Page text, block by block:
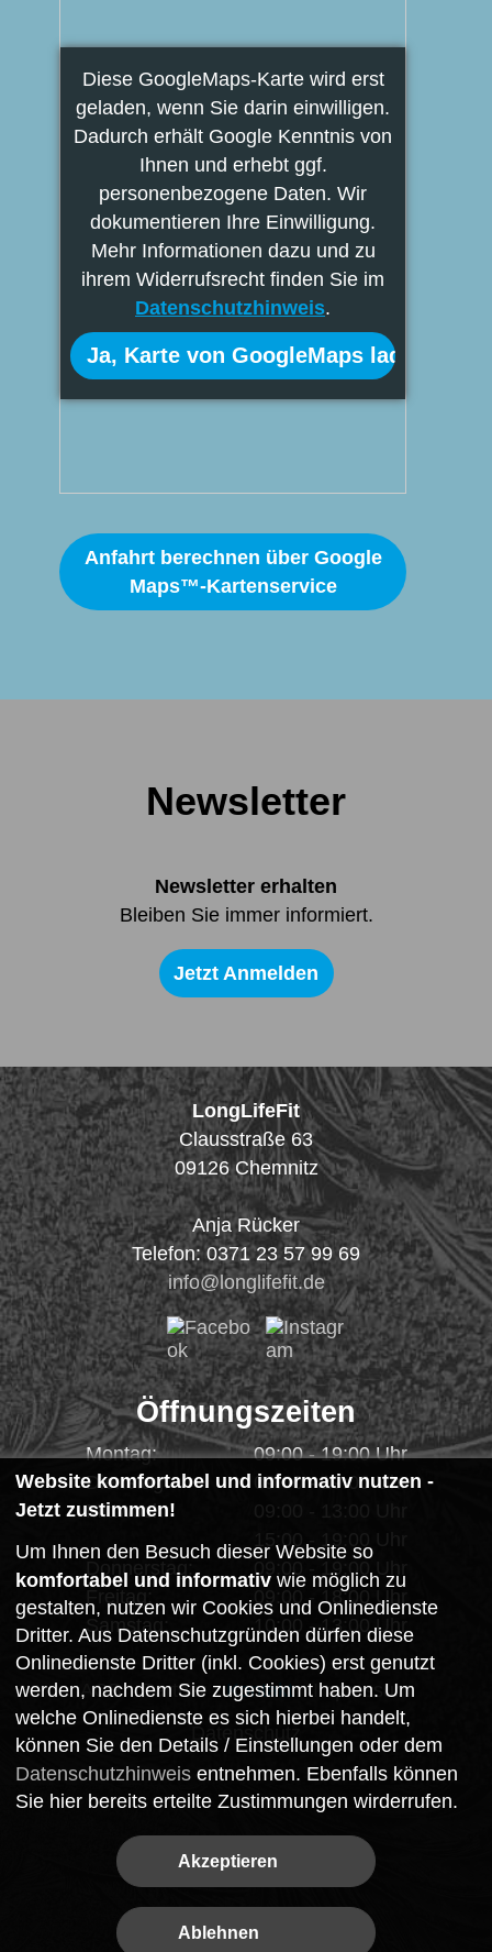
Diese GoogleMaps-Karte wird erst
geladen, wenn Sie darin einwilligen.
Dadurch erhält Google Kenntnis von
Ihnen und erhebt ggf.
personenbezogene Daten. Wir
dokumentieren Ihre Einwilligung.
Mehr Informationen dazu und zu
ihrem Widerrufsrecht finden Sie im
Datenschutzhinweis.
Anfahrt berechnen über Google
Maps™-Kartenservice
Newsletter
Newsletter erhalten
Bleiben Sie immer informiert.
Jetzt Anmelden
LongLifeFit
Clausstraße 63
09126 Chemnitz
Anja Rücker
Telefon:0371 23 57 99 69
info@longlifefit.de
Öffnungszeiten
Montag:
09:00 - 19:00 Uhr
Dienstag:
09:00 - 19:00 Uhr
Mittwoch:
15:00 - 19:00 Uhr
Donnerstag:
09:00 - 19:00 Uhr
Freitag:
09:00 - 18:00 Uhr
Samstag:
10:00 - 13:00 Uhr
AGB Partner Kontakt
Impressum
Datenschutz
Website komfortabel und informativ nutzen -
Jetzt zustimmen!
Um Ihnen den Besuch dieser Website so
komfortabel und informativwie möglich zu
gestalten, nutzen wir Cookies und Onlinedienste
Dritter. Aus Datenschutzgründen dürfen diese
Onlinedienste Dritter (inkl. Cookies) erst genutzt
werden, nachdem Sie zugestimmt haben. Um
welche Onlinedienste es sich hierbei handelt,
können Sie den Details / Einstellungen oder dem
Datenschutzhinweisentnehmen. Ebenfalls können
Sie hier bereits erteilte Zustimmungen wirderrufen.